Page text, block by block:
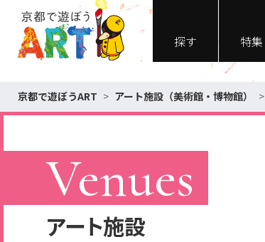
探す 特集
京都で遊ぼうART > アート施設（美術館・博物館） >
Venues
アート施設